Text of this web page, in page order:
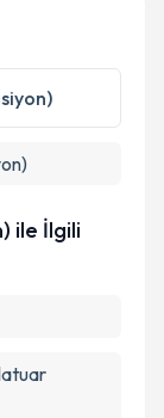
ile İlgili